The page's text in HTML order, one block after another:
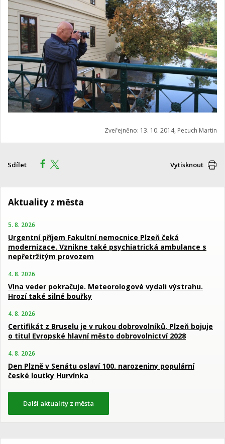
Zveřejněno: 13. 10. 2014, Pecuch Martin
Sdílet Vytisknout
Aktuality z města
5. 8. 2026
Urgentní příjem Fakultní nemocnice Plzeň čeká
modernizace. Vznikne také psychiatrická ambulance s
nepřetržitým provozem
4. 8. 2026
Vlna veder pokračuje. Meteorologové vydali výstrahu.
Hrozí také silné bouřky
4. 8. 2026
Certifikát z Bruselu je v rukou dobrovolníků, Plzeň bojuje
o titul Evropské hlavní město dobrovolnictví 2028
4. 8. 2026
Den Plzně v Senátu oslaví 100. narozeniny populární
české loutky Hurvínka
Další aktuality z města